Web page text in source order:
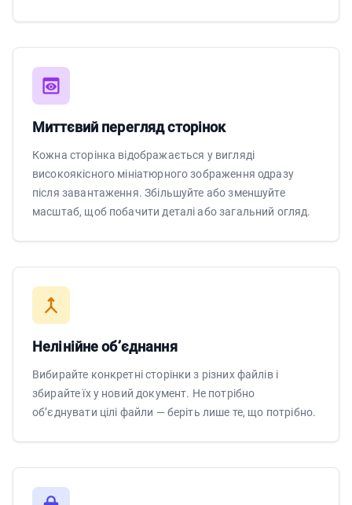
Миттєвий перегляд сторінок
Кожна сторінка відображається у вигляді
високоякісного мініатюрного зображення одразу
після завантаження. Збільшуйте або зменшуйте
масштаб, щоб побачити деталі або загальний огляд.
Нелінійне об’єднання
Вибирайте конкретні сторінки з різних файлів і
збирайте їх у новий документ. Не потрібно
об’єднувати цілі файли — беріть лише те, що потрібно.